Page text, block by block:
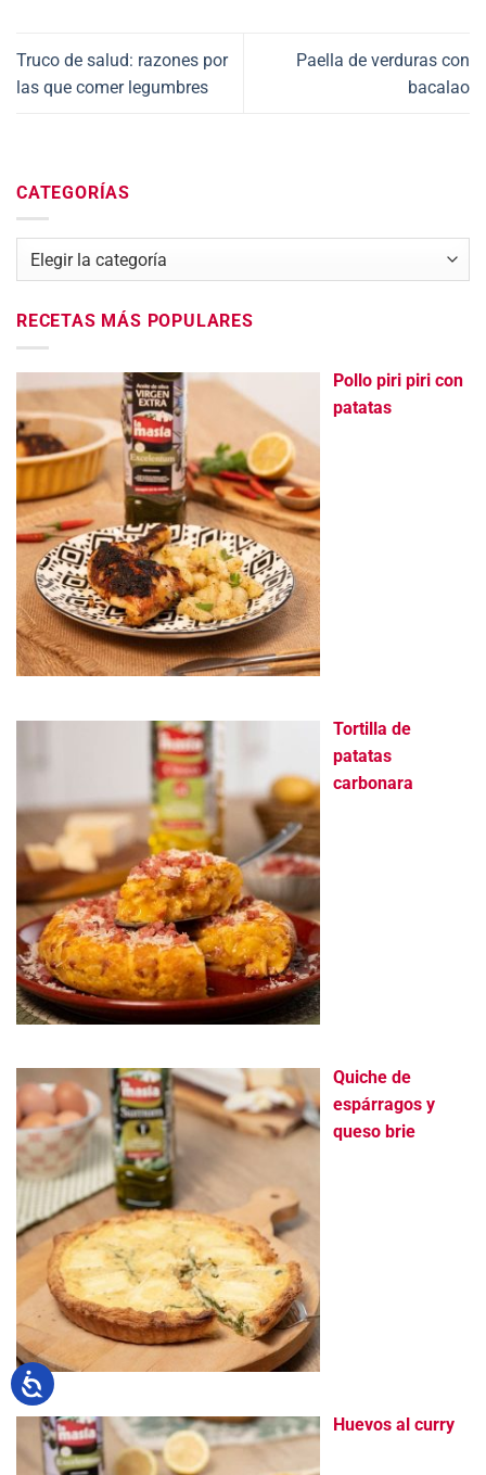
Truco de salud: razones por
las que comer legumbres
Paella de verduras con
bacalao
CATEGORÍAS
Categorías
RECETAS MÁS POPULARES
Pollo piri piri con
patatas
Tortilla de
patatas
carbonara
Quiche de
espárragos y
queso brie
Huevos al curry